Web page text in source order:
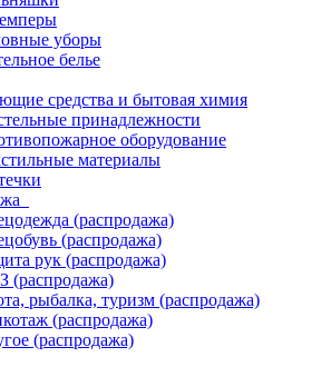
уборы
белье
средства и бытовая химия
принадлежности
оборудование
материалы
(распродажа)
(распродажа)
рук (распродажа)
(распродажа)
рыбалка, туризм (распродажа)
(распродажа)
(распродажа)